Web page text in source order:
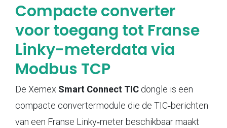
Compacte converter
voor toegang tot Franse
Linky-meterdata via
Modbus TCP
De Xemex Smart Connect TIC dongle is een
compacte convertermodule die de TIC‑berichten
van een Franse Linky‑meter beschikbaar maakt